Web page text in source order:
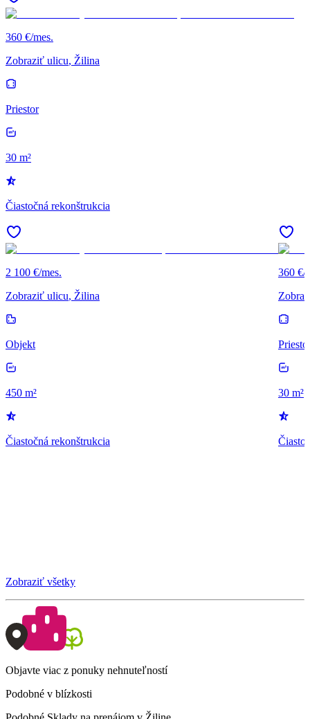
360 €/mes.
Zobraziť ulicu, Žilina
Priestor
30 m²
Čiastočná rekonštrukcia
2 100 €/mes.
Zobraziť ulicu, Žilina
Objekt
450 m²
Čiastočná rekonštrukcia
360 €/
30 m²
Zobraziť všetky
Objavte viac z ponuky nehnuteľností
Podobné v blízkosti